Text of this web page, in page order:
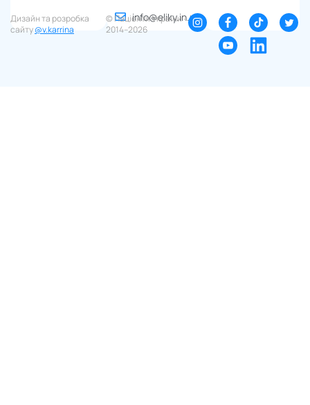
info@eliky.in.ua
Дизайн та розробка
сайту@v.karrina
© Пацієнти України ∙
2014–2026